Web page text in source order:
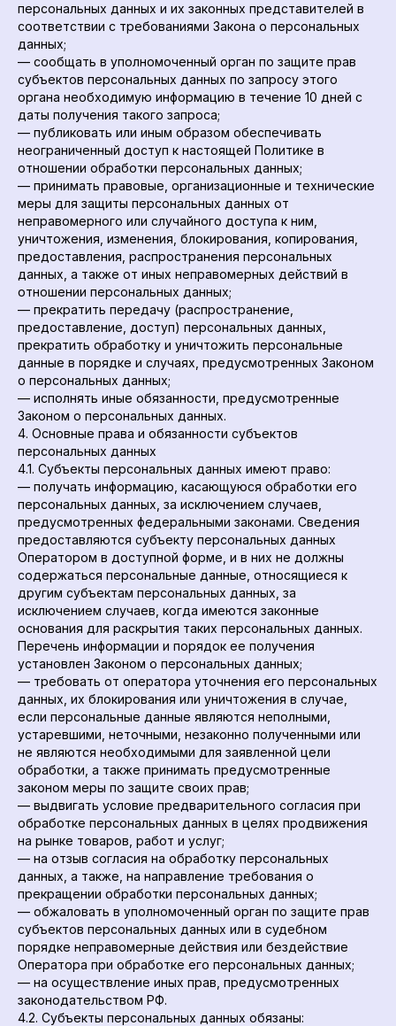
персональных данных и их законных представителей в
соответствии с требованиями Закона о персональных
данных;
— сообщать в уполномоченный орган по защите прав
субъектов персональных данных по запросу этого
органа необходимую информацию в течение 10 дней с
даты получения такого запроса;
— публиковать или иным образом обеспечивать
неограниченный доступ к настоящей Политике в
отношении обработки персональных данных;
— принимать правовые, организационные и технические
меры для защиты персональных данных от
неправомерного или случайного доступа к ним,
уничтожения, изменения, блокирования, копирования,
предоставления, распространения персональных
данных, а также от иных неправомерных действий в
отношении персональных данных;
— прекратить передачу (распространение,
предоставление, доступ) персональных данных,
прекратить обработку и уничтожить персональные
данные в порядке и случаях, предусмотренных Законом
о персональных данных;
— исполнять иные обязанности, предусмотренные
Законом о персональных данных.
4. Основные права и обязанности субъектов
персональных данных
4.1. Субъекты персональных данных имеют право:
— получать информацию, касающуюся обработки его
персональных данных, за исключением случаев,
предусмотренных федеральными законами. Сведения
предоставляются субъекту персональных данных
Оператором в доступной форме, и в них не должны
содержаться персональные данные, относящиеся к
другим субъектам персональных данных, за
исключением случаев, когда имеются законные
основания для раскрытия таких персональных данных.
Перечень информации и порядок ее получения
установлен Законом о персональных данных;
— требовать от оператора уточнения его персональных
данных, их блокирования или уничтожения в случае,
если персональные данные являются неполными,
устаревшими, неточными, незаконно полученными или
не являются необходимыми для заявленной цели
обработки, а также принимать предусмотренные
законом меры по защите своих прав;
— выдвигать условие предварительного согласия при
обработке персональных данных в целях продвижения
на рынке товаров, работ и услуг;
— на отзыв согласия на обработку персональных
данных, а также, на направление требования о
прекращении обработки персональных данных;
— обжаловать в уполномоченный орган по защите прав
субъектов персональных данных или в судебном
порядке неправомерные действия или бездействие
Оператора при обработке его персональных данных;
— на осуществление иных прав, предусмотренных
законодательством РФ.
4.2. Субъекты персональных данных обязаны: